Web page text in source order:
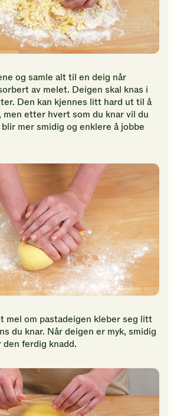
og samle alt til en deig når
av melet. Deigen skal knas i
Den kan kjennes litt hard ut til å
men etter hvert som du knar vil du
mer smidig og enklere å jobbe
mel om pastadeigen kleber seg litt
du knar. Når deigen er myk, smidig
ferdig knadd.